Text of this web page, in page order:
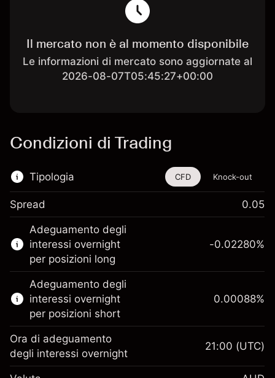
Il mercato non è al momento disponibile
Le informazioni di mercato sono aggiornate al
2026-08-07T05:45:27+00:00
Condizioni di Trading
Tipologia
Questo strumento finanziario è disponibile
per il trading di CFD e knock-out.
Scopri di più su:
CFD
Knock-out
CFD Knock-out
Spread 0.05
Adeguamento degli
interessi overnight
per posizioni long
Margine. Il tuo
A$1,000.00
-0.02280%
Adeguamento degli
interessi overnight
per posizioni short
0.00088%
Ora di adeguamento
degli interessi overnight
21:00 (UTC)